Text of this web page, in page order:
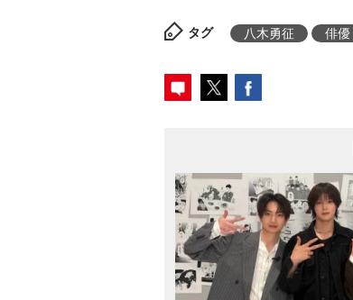
タグ 八木勇征 俳優